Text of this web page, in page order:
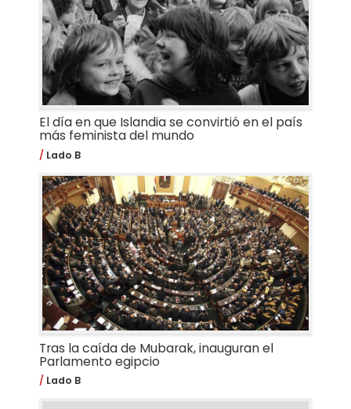
El día en que Islandia se convirtió en el país
más feminista del mundo
Lado B
Tras la caída de Mubarak, inauguran el
Parlamento egipcio
Lado B